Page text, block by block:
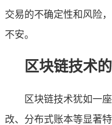
交易的不确定性和风险
不安。
区块链技术
区块链技术犹如一
改、分布式账本等显著